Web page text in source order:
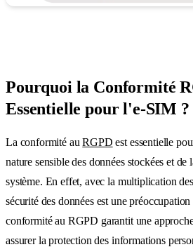
Pourquoi la Conformité
Essentielle pour l'e-SIM ?
La conformité auRGPD est essentielle
nature sensible des données stockées et
système. En effet, avec la multiplication
sécurité des données est une
conformité au RGPD garantit une
assurer la protection des informations